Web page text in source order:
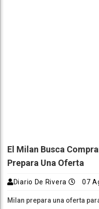
El Milan Busca
Prepara Una Oferta
Diario De Rivera 07
Milan prepara una oferta